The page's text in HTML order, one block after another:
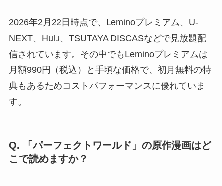
2026年2月22日時点で、Leminoプレミアム、U-
NEXT、Hulu、TSUTAYA DISCASなどで見放題配
信されています。その中でもLeminoプレミアムは
月額990円（税込）と手頃な価格で、初月無料の特
典もあるためコストパフォーマンスに優れていま
す。
Q. 「パーフェクトワールド」の原作漫画はど
こで読めますか？